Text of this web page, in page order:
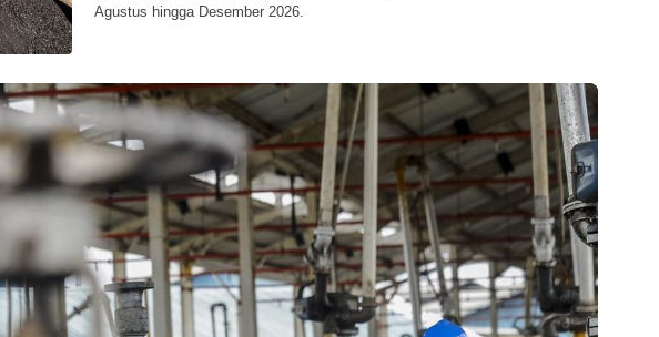
Agustus hingga Desember 2026.